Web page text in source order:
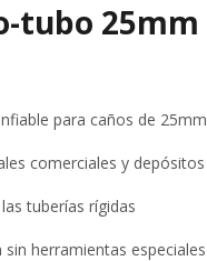
tubo 25mm
para caños de 25mm
comerciales y depósitos
tuberías rígidas
herramientas especiales